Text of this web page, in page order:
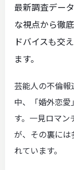
最新調査デー
な視点から徹
ドバイスも交
ます。
芸能人の不倫報
中、「婚外恋
す。一見ロマ
が、その裏に
れています。